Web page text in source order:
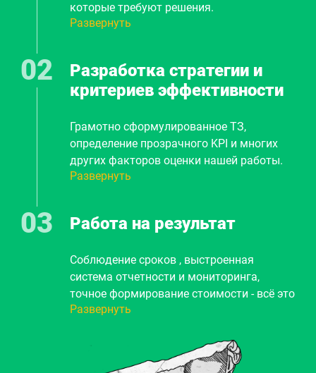
которые требуют решения.
Предварительно обговорим методы,
Развернуть
Разработка стратегии и
критериев эффективности
Грамотно сформулированное ТЗ,
определение прозрачного KPI и многих
других факторов оценки нашей работы.
Составление плана продвижения вашего
дальнейшая работка, как будет
Развернуть
Работа на результат
Соблюдение сроков , выстроенная
система отчетности и мониторинга,
точное формирование стоимости - всё это
гарантия 100% решения вашей задачи.
Развернуть